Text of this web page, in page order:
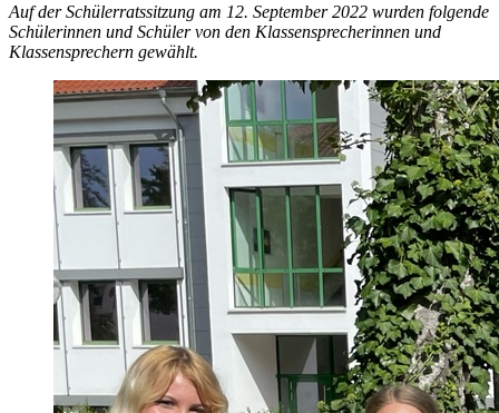
Auf der Schülerratssitzung am 12. September 2022 wurden folgende
Schülerinnen und Schüler von den Klassensprecherinnen und
Klassensprechern gewählt.